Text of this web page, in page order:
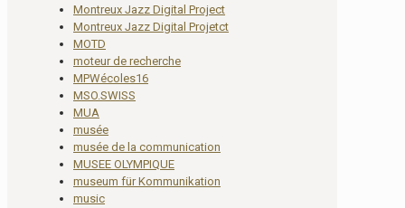
Montreux Jazz Digital Project
Montreux Jazz Digital Projetct
MOTD
moteur de recherche
MPWécoles16
MSO.SWISS
MUA
musée
musée de la communication
MUSEE OLYMPIQUE
museum für Kommunikation
music